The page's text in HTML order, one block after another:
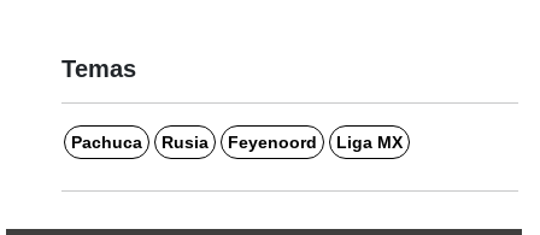
Temas
Pachuca Rusia Feyenoord Liga MX